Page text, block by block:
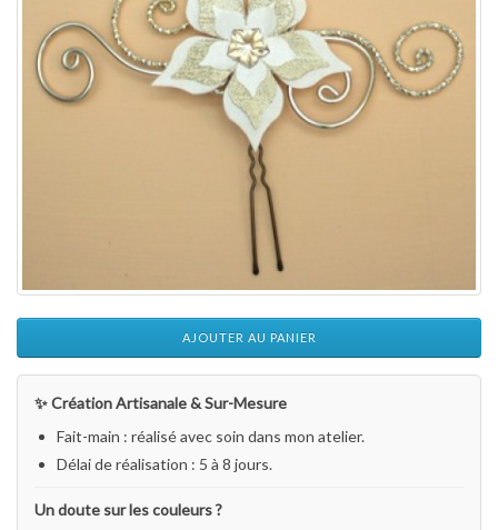
AJOUTER AU PANIER
✨ Création Artisanale & Sur-Mesure
Fait-main : réalisé avec soin dans mon atelier.
Délai de réalisation : 5 à 8 jours.
Un doute sur les couleurs ?